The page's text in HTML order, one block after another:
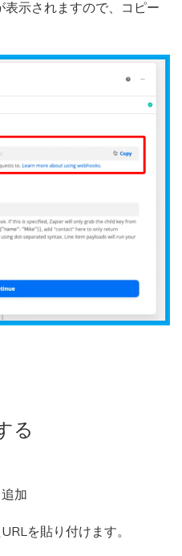
表示されますので、コピー
る
加
を貼り付けます。